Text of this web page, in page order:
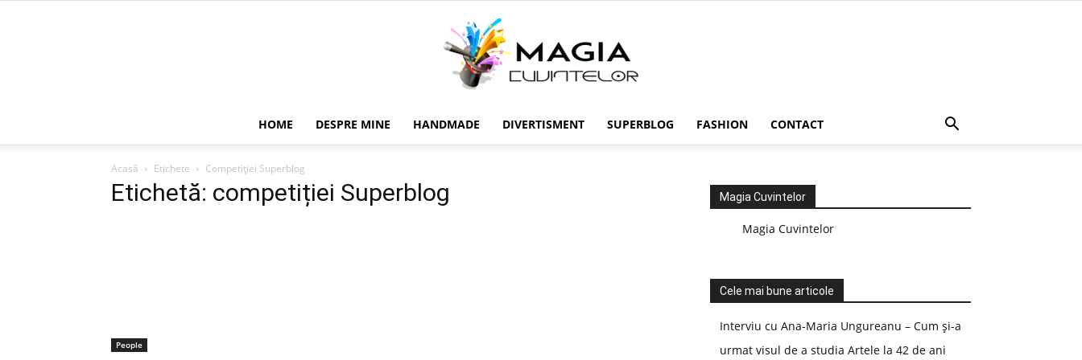
HOME DESPRE MINE HANDMADE DIVERTISMENT SUPERBLOG FASHION CONTACT
Acasă Etichete Competiției Superblog
Etichetă: competiției Superblog
People
Magia Cuvintelor
Magia Cuvintelor
Cele mai bune articole
Interviu cu Ana-Maria Ungureanu – Cum și-a
urmat visul de a studia Artele la 42 de ani